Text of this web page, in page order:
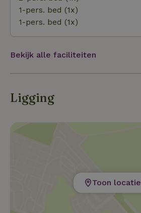
1-pers. bed (1x)
1-pers. bed (1x)
Bekijk alle faciliteiten
Ligging
Toon locatie